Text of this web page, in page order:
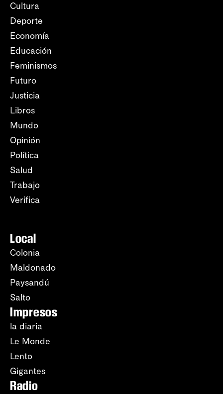
Cultura
Deporte
Economía
Educación
Feminismos
Futuro
Justicia
Libros
Mundo
Opinión
Política
Salud
Trabajo
Verifica
Local
Colonia
Maldonado
Paysandú
Salto
Impresos
la diaria
Le Monde
Lento
Gigantes
Radio